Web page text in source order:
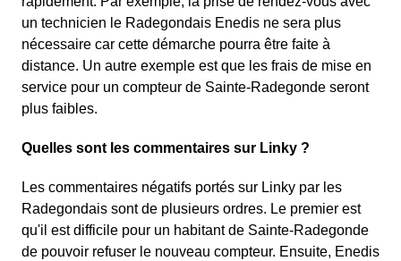
un technicien le Radegondais Enedis ne sera plus
nécessaire car cette démarche pourra être faite à
distance. Un autre exemple est que les frais de mise en
service pour un compteur de Sainte-Radegonde seront
plus faibles.
Quelles sont les commentaires sur Linky ?
Les commentaires négatifs portés sur Linky par les
Radegondais sont de plusieurs ordres. Le premier est
qu'il est difficile pour un habitant de Sainte-Radegonde
de pouvoir refuser le nouveau compteur. Ensuite, Enedis